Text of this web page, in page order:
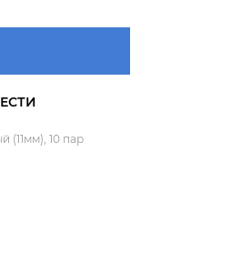
(11мм), 10 пар